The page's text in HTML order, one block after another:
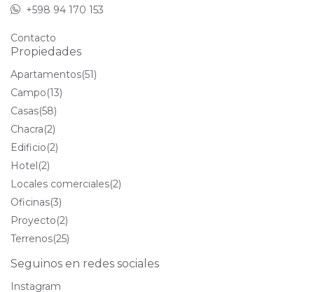
+598 94 170 153
Contacto
Propiedades
Apartamentos(51)
Campo(13)
Casas(58)
Chacra(2)
Edificio(2)
Hotel(2)
Locales comerciales(2)
Oficinas(3)
Proyecto(2)
Terrenos(25)
Seguinos en redes sociales
Instagram